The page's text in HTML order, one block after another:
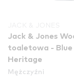
Jack & Jones
toaletowa - Blue
Heritage
Mężczyźni